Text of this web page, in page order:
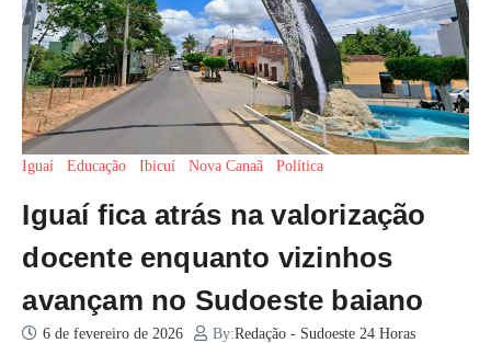
Iguaí Educação Ibicuí Nova Canaã Política
Iguaí fica atrás na valorização
docente enquanto vizinhos
avançam no Sudoeste baiano
6 de fevereiro de 2026 By:Redação - Sudoeste 24 Horas